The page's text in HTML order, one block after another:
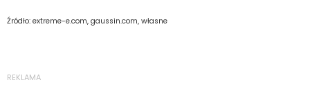
Źródło: extreme-e.com, gaussin.com, własne
REKLAMA